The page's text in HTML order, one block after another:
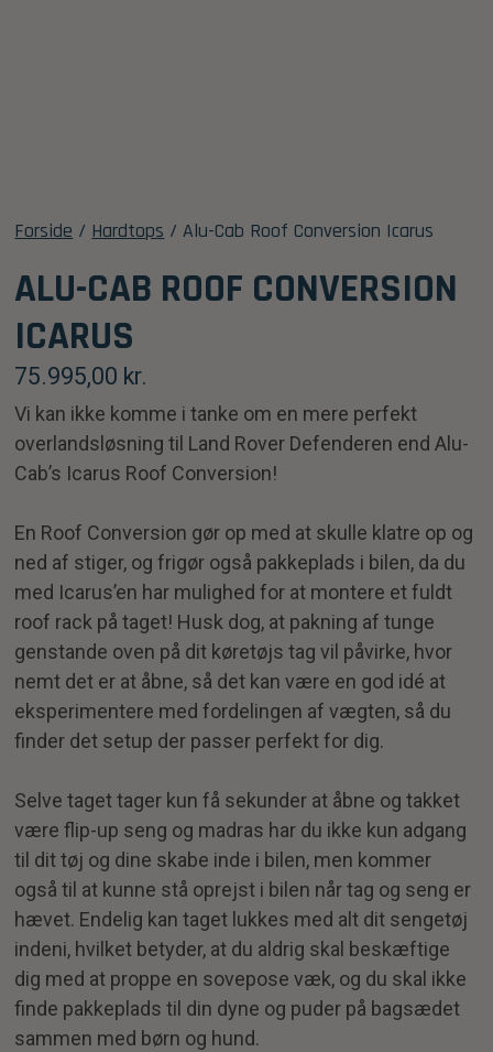
Forside / Hardtops / Alu-Cab Roof Conversion Icarus
ALU-CAB ROOF CONVERSION
ICARUS
75.995,00 kr.
Vi kan ikke komme i tanke om en mere perfekt
overlandsløsning til Land Rover Defenderen end Alu-
Cab’s Icarus Roof Conversion!
En Roof Conversion gør op med at skulle klatre op og
ned af stiger, og frigør også pakkeplads i bilen, da du
med Icarus’en har mulighed for at montere et fuldt
roof rack på taget! Husk dog, at pakning af tunge
genstande oven på dit køretøjs tag vil påvirke, hvor
nemt det er at åbne, så det kan være en god idé at
eksperimentere med fordelingen af vægten, så du
finder det setup der passer perfekt for dig.
Selve taget tager kun få sekunder at åbne og takket
være flip-up seng og madras har du ikke kun adgang
til dit tøj og dine skabe inde i bilen, men kommer
også til at kunne stå oprejst i bilen når tag og seng er
hævet. Endelig kan taget lukkes med alt dit sengetøj
indeni, hvilket betyder, at du aldrig skal beskæftige
dig med at proppe en sovepose væk, og du skal ikke
finde pakkeplads til din dyne og puder på bagsædet
sammen med børn og hund.